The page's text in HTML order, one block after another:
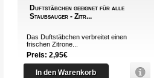
Duftstäbchen geeignet für alle
Staubsauger - Zitr...
Das Duftstäbchen verbreitet einen
frischen Zitrone...
Preis: 2,95€
In den Warenkorb